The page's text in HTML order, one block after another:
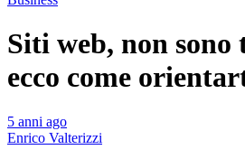
Siti web, non
ecco come
5 anni ago
Enrico Valterizzi